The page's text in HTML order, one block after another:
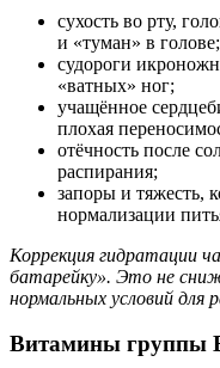
сухость во рту,
и «туман» в голове;
судороги
«ватных» ног;
учащённое
плохая
отёчность после
распирания;
запоры и тяжесть,
нормализации
Коррекция гидратации
батарейку». Это не
нормальных условий
Витамины группы